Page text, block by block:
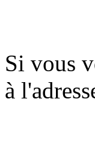
Si vous
à